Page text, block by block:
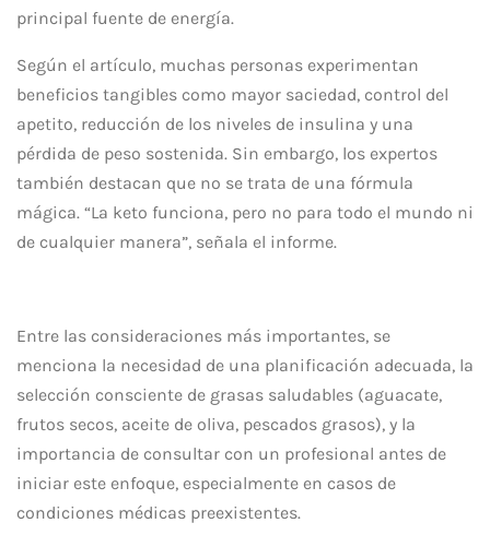
principal fuente de energía.
Según el artículo, muchas personas experimentan
beneficios tangibles como mayor saciedad, control del
apetito, reducción de los niveles de insulina y una
pérdida de peso sostenida. Sin embargo, los expertos
también destacan que no se trata de una fórmula
mágica. “La keto funciona, pero no para todo el mundo ni
de cualquier manera”, señala el informe.
Entre las consideraciones más importantes, se
menciona la necesidad de una planificación adecuada, la
selección consciente de grasas saludables (aguacate,
frutos secos, aceite de oliva, pescados grasos), y la
importancia de consultar con un profesional antes de
iniciar este enfoque, especialmente en casos de
condiciones médicas preexistentes.